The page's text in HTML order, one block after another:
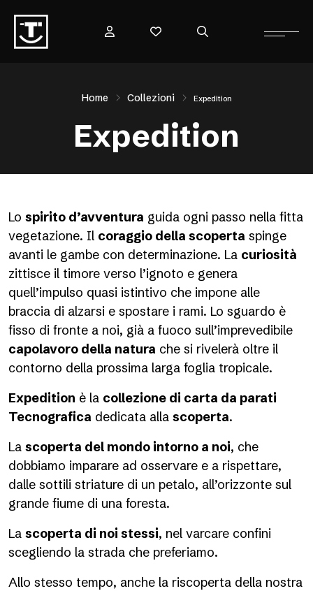
Home Collezioni Expedition
Expedition
Lo spirito d’avventura guida ogni passo nella fitta
vegetazione. Il coraggio della scoperta spinge
avanti le gambe con determinazione. La curiosità
zittisce il timore verso l’ignoto e genera
quell’impulso quasi istintivo che impone alle
braccia di alzarsi e spostare i rami. Lo sguardo è
fisso di fronte a noi, già a fuoco sull’imprevedibile
capolavoro della natura che si rivelerà oltre il
contorno della prossima larga foglia tropicale.
Expedition è la collezione di carta da parati
Tecnografica dedicata alla scoperta.
La scoperta del mondo intorno a noi, che
dobbiamo imparare ad osservare e a rispettare,
dalle sottili striature di un petalo, all’orizzonte sul
grande fiume di una foresta.
La scoperta di noi stessi, nel varcare confini
scegliendo la strada che preferiamo.
Allo stesso tempo, anche la riscoperta della nostra